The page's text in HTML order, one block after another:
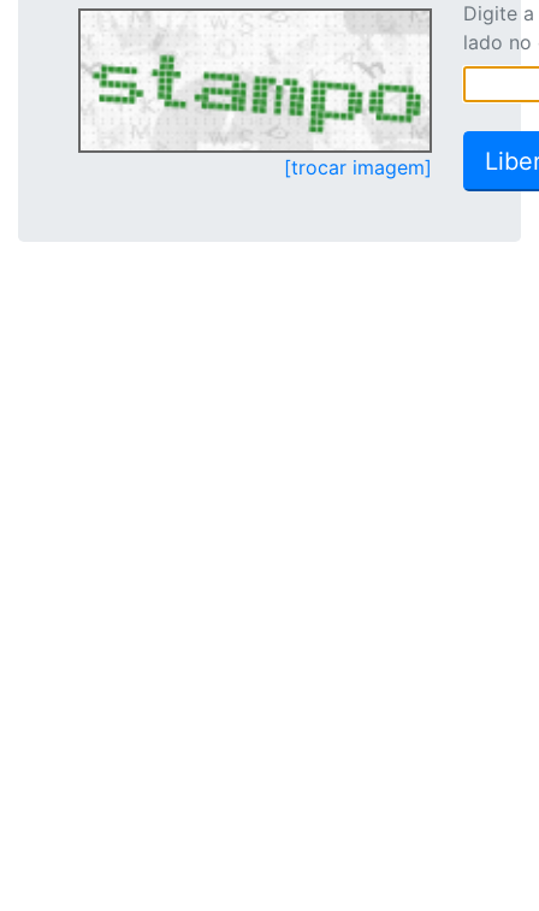
[trocar imagem]
Digite
lado no